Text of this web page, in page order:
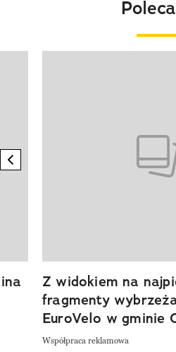
previous element
Z widokiem na
fragmenty
EuroVelo w gminie
Współpraca reklamowa